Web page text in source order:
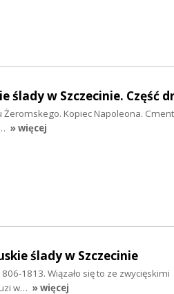
ślady w Szczecinie. Część
Kopiec Napoleona.
» więcej
ślady w Szczecinie
1813. Wiązało się to ze zwycięskimi
w… » więcej